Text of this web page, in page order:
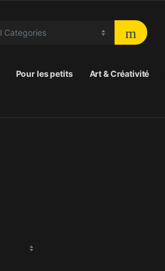
Pour les petits Art & Créativité